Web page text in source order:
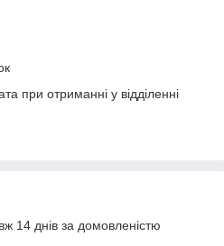
при отриманні у відділенні
14 днів за домовленістю